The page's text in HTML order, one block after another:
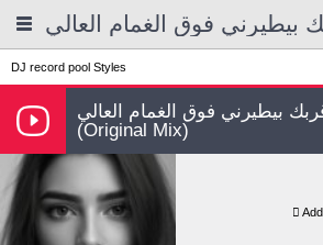
DJ record pool Styles
بيطيرني فوق الغمام العالي
(Original Mix)